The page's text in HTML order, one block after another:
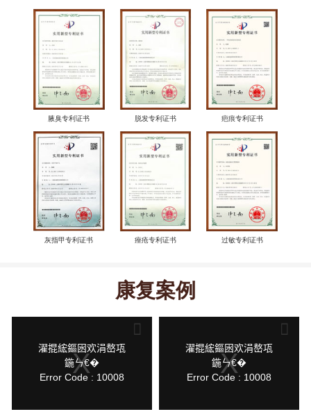
腋臭专利证书 脱发专利证书 疤痕专利证书
灰指甲专利证书 痤疮专利证书 过敏专利证书
康复案例
濯掍綋鏂囦欢涓嶅瓨
鍦ㄣ€�
Error Code : 10008
鍏
棴
獥
濯掍綋鏂囦欢涓嶅瓨
鍦ㄣ€�
Error Code : 10008
鍏
棴
獥